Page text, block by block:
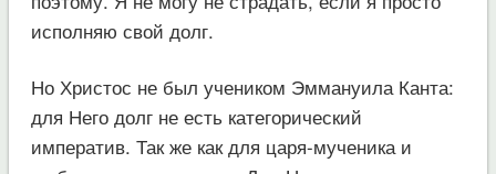
исполняю свой долг.
Но Христос не был учеником Эммануила Канта:
для Него долг не есть категорический
императив. Так же как для царя-мученика и